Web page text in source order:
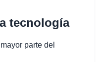
tecnología
parte del